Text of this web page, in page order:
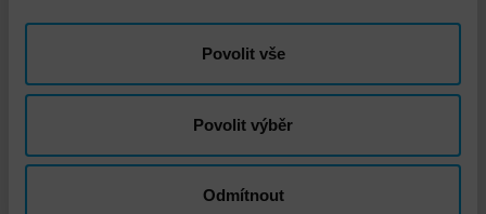
Povolit vše
Povolit výběr
Odmítnout
Vladimír Havelka
vhavelka@dns.cz